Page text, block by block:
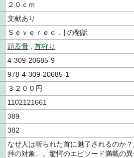
２０ｃｍ
文献あり
Ｓｅｖｅｒｅｄ．∥の翻訳
頭蓋骨
首狩り
4-309-20685-9
978-4-309-20685-1
３２００円
1102121661
389
382
なぜ人は斬られた首に魅了されるのか
拝の対象…。驚愕のエピソード満載の